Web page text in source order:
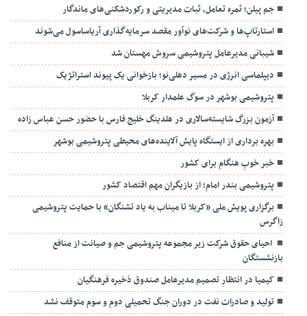
جم پیلن؛ ثمره تعامل، ثبات مدیریتی و رکوردشکنی‌های ماندگار
استارتاپ‌ها و شرکت‌های نوآور مقصد سرما‌یه‌گذاری آریاساسول می‌شوند
شیبانی مدیرعامل پتروشیمی سروش مهستان شد
دیپلماسی انرژی در مسیر دهلی‌نو؛ بازخوانی یک پیوند استراتژیک
پتروشیمی بوشهر در سوگ علمدار کربلا
آزمون بزرگ شایسته‌سالاری در هلدینگ خلیج فارس با حضور حسن عباس زاده
بهره برداری از ایستگاه پایش آلاینده‌های محیطی پتروشیمی بوشهر
خبر خوبِ هنگام برای کشور
پتروشیمی بندر امام؛ از بازیگران مهم اقتصاد کشور
برگزاری پویش ملی «کربلا تا میناب به یاد تشنگان» با حمایت پتروشیمی
زاگرس
احیای حقوق شرکت زیر مجموعه پتروشیمی جم و صیانت از منافع
بازنشستگان
کیمیا در انتظارِ تصمیم مدیرعامل صندوق ذخیره فرهنگیان
تولید و صادرات نفت در دوران جنگ تحمیلی دوم و سوم متوقف نشد